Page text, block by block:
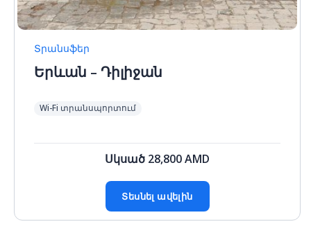
Տրանսֆեր
Երևան – Դիլիջան
Wi-Fi տրանսպորտում
Սկսած 28,800AMD
Տեսնել ավելին